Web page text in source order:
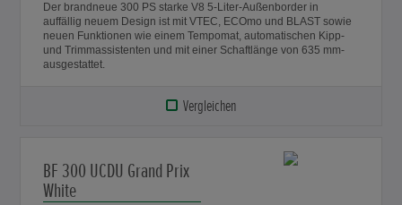
Der brandneue 300 PS starke V8 5-Liter-Außenborder in
auffällig neuem Design ist mit VTEC, ECOmo und BLAST sowie
neuen Funktionen wie einem Tempomat, automatischen Kipp-
und Trimmassistenten und mit einer Schaftlänge von 635 mm-
ausgestattet.
Vergleichen
BF 300 UCDU Grand Prix
White